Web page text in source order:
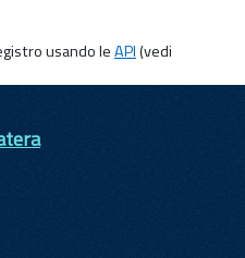
usando leAPI(vedi